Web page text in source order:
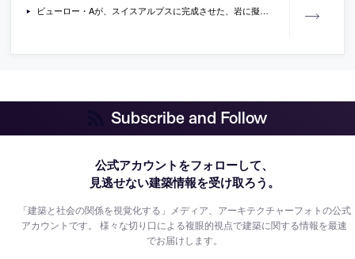
ビューロー・Aが、スイスアルプスに完成させた、岩に擬態させた木造の小屋の写真など
Subscribe and Follow
公式アカウントをフォローして、
見逃せない建築情報を受け取ろう。
「建築と社会の関係を視覚化する」メディア、アーキテクチャーフォトの公式
アカウントです。様々な切り口による複眼的視点で建築に関する情報を最速
でお届けします。